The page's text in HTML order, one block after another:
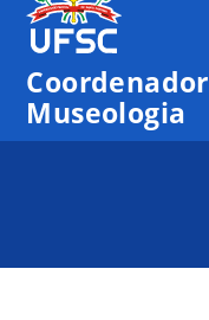
Museologia